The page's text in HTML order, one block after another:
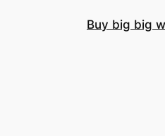
Buy big big